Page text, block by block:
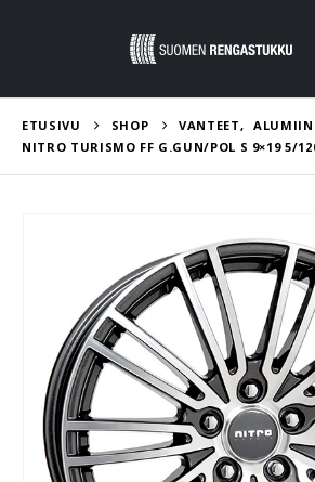
ETUSIVU SHOP VANTEET,
NITRO TURISMO FF G.GUN/POL S 9×19 5/